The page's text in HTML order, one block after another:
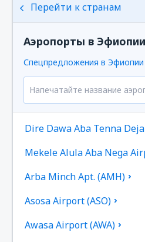
Перейти к странам
Аэропорты в Эфиопии
Спецпредложения в Эфиопии
Dire Dawa Aba Tenna
Mekele Alula Aba Nega
Arba Minch Apt. (AMH)
Asosa Airport (ASO)
Awasa Airport (AWA)